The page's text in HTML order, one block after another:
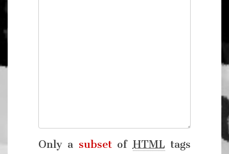
Only a subsetof HTML tags